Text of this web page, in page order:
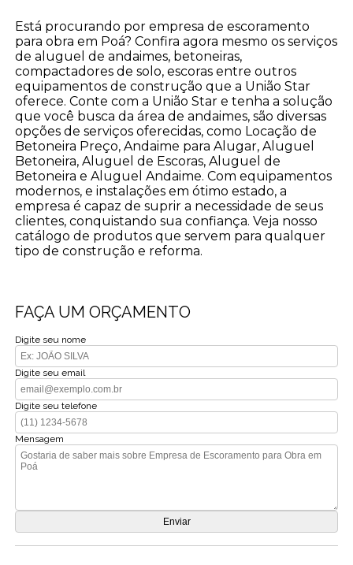
Está procurando por empresa de escoramento
para obra em Poá? Confira agora mesmo os serviços
de aluguel de andaimes, betoneiras,
compactadores de solo, escoras entre outros
equipamentos de construção que a União Star
oferece. Conte com a União Star e tenha a solução
que você busca da área de andaimes, são diversas
opções de serviços oferecidas, como Locação de
Betoneira Preço, Andaime para Alugar, Aluguel
Betoneira, Aluguel de Escoras, Aluguel de
Betoneira e Aluguel Andaime. Com equipamentos
modernos, e instalações em ótimo estado, a
empresa é capaz de suprir a necessidade de seus
clientes, conquistando sua confiança. Veja nosso
catálogo de produtos que servem para qualquer
tipo de construção e reforma.
FAÇA UM ORÇAMENTO
Digite seu nome
Digite seu email
Digite seu telefone
Mensagem